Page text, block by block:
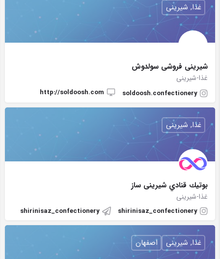
شيرينى فروشى سولدوش
غذا-شیرینی
soldoosh.confectionery
http://soldoosh.com
غذا, شیرینی
بوتيك قنادي شیرینی ساز
غذا-شیرینی
shirinisaz_confectionery
shirinisaz_confectionery
غذا, شیرینی
غذا, شیرینی اصفهان